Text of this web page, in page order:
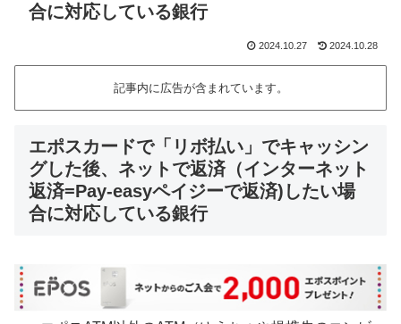
合に対応している銀行
2024.10.27 2024.10.28
記事内に広告が含まれています。
エポスカードで「リボ払い」でキャッシン
グした後、ネットで返済（インターネット
返済=Pay-easyペイジーで返済)したい場
合に対応している銀行